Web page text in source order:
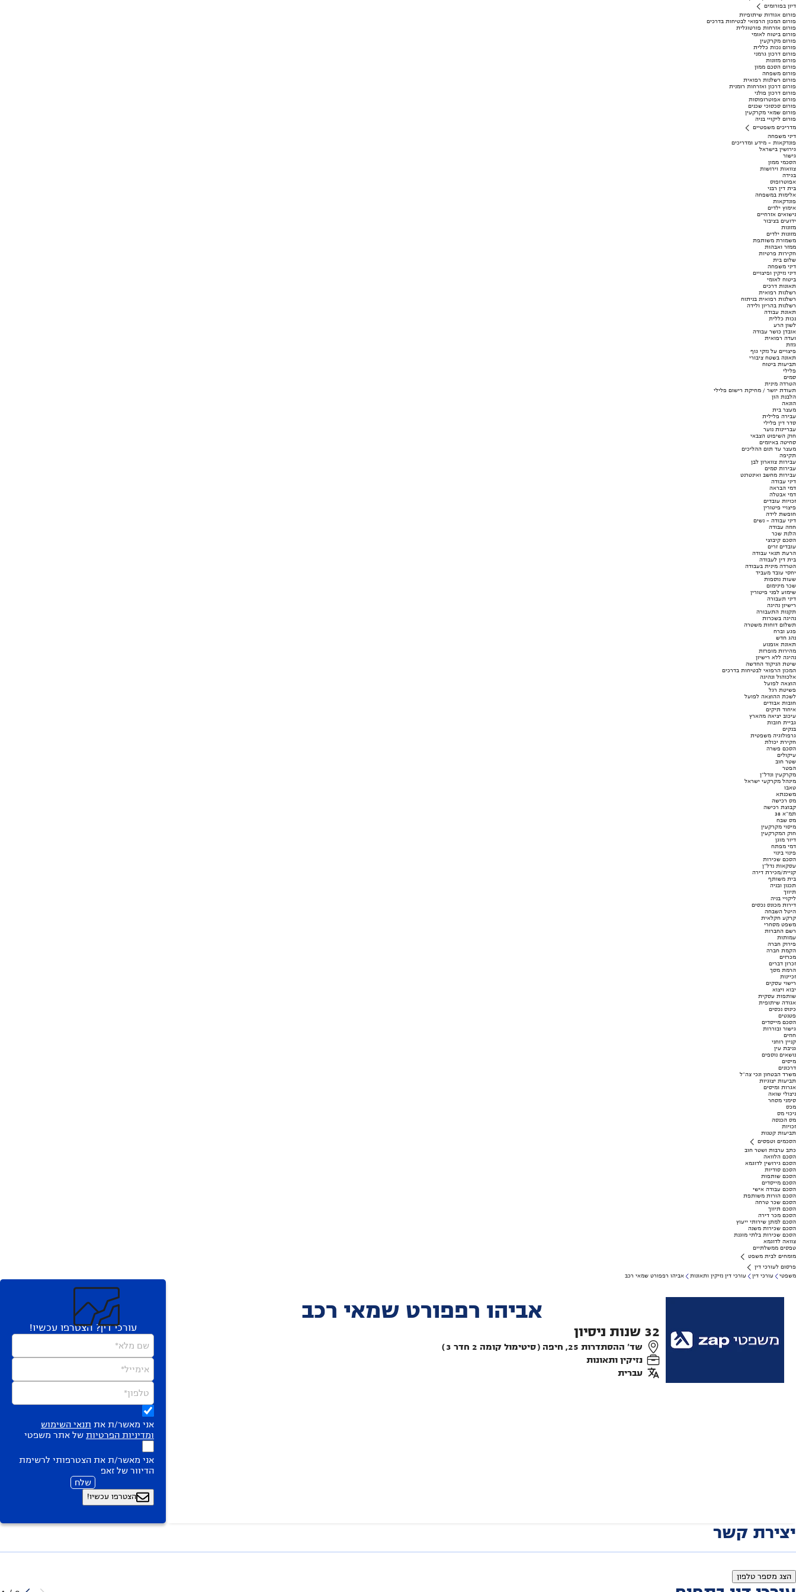
דיון בפורומים
פורום אגודות שיתופיות
פורום המכון הרפואי לבטיחות בדרכים
פורום אזרחות פורטוגלית
פורום ביטוח לאומי
פורום מקרקעין
פורום נכות כללית
פורום דרכון גרמני
פורום מזונות
פורום הסכם ממון
פורום משפחה
פורום רשלנות רפואית
פורום דרכון ואזרחות רומנית
פורום דרכון פולני
פורום אפוטרופוסות
פורום סכסוכי שכנים
פורום שמאי מקרקעין
פורום ליקויי בניה
מדריכים משפטיים
דיני משפחה
פונדקאות - מידע ומדריכים
גירושין בישראל
גישור
הסכמי ממון
צוואות וירושות
בגידה
אפוטרופוס
בית דין רבני
אלימות במשפחה
פונדקאות
אימוץ ילדים
נישואים אזרחיים
ידועים בציבור
מזונות
מזונות ילדים
משמורת משותפת
ממזר ואבהות
חקירות פרטיות
שלום בית
דיני משפחה
דיני נזיקין ופיצויים
ביטוח לאומי
תאונות דרכים
רשלנות רפואית
רשלנות רפואית בניתוח
רשלנות בהריון ולידה
תאונת עבודה
נכות כללית
לשון הרע
אובדן כושר עבודה
ועדה רפואית
גזזת
פיצויים על נזקי גוף
תאונה בשטח ציבורי
תביעות ביטוח
פלילי
סמים
הטרדה מינית
תעודת יושר / מחיקת רישום פלילי
הלבנת הון
הונאה
מעצר בית
עבירה פלילית
סדר דין פלילי
עבריינות נוער
חוק השיפוט הצבאי
סחיטה באיומים
מעצר עד תום ההליכים
תקיפה
עבירות צווארון לבן
עבירות סמים
עבירות מחשב ואינטרנט
דיני עבודה
דמי הבראה
דמי אבטלה
זכויות עובדים
פיצויי פיטורין
חופשת לידה
דיני עבודה - נשים
חוזה עבודה
הלנת שכר
הסכם קיבוצי
עובדים זרים
הרעת תנאי עבודה
בית דין לעבודה
הטרדה מינית בעבודה
יחסי עובד מעביד
שעות נוספות
שכר מינימום
שימוע לפני פיטורין
דיני תעבורה
רישיון נהיגה
תקנות התעבורה
נהיגה בשכרות
תשלום דוחות משטרה
פגע וברח
נהג חדש
תאונת אופנוע
מהירות מופרזת
נהיגה ללא רישיון
שיטת הניקוד החדשה
המכון הרפואי לבטיחות בדרכים
אלכוהול ונהיגה
הוצאה לפועל
פשיטת רגל
לשכת ההוצאה לפועל
חובות אבודים
איחוד תיקים
עיכוב יציאה מהארץ
גביית חובות
בנקים
גרפולוגיה משפטית
חקירת יכולת
הסכם פשרה
עיקולים
שטר חוב
הפטר
מקרקעין ונדל"ן
מינהל מקרקעי ישראל
טאבו
משכנתא
מס רכישה
קבוצת רכישה
תמ"א 38
מס שבח
מיסוי מקרקעין
חוק המקרקעין
דיור מוגן
דמי מפתח
פינוי בינוי
הסכם שכירות
עסקאות נדל"ן
קניית/מכירת דירה
בית משותף
תכנון ובניה
תיווך
ליקויי בניה
דירות מכונס נכסים
היטל השבחה
קרקע חקלאית
משפט מסחרי
רשם החברות
עמותות
פירוק חברה
הקמת חברה
מכרזים
זכרון דברים
הרמת מסך
זכיינות
רישוי עסקים
יבוא ויצוא
שותפות עסקית
אגודה שיתופית
כינוס נכסים
פטנטים
הסכם מייסדים
גישור ובוררות
חוזים
קניין רוחני
גניבת עין
נושאים נוספים
מיסים
דרכונים
משרד הבטחון ונכי צה"ל
תביעות יצוגיות
אגרות ומיסים
ניצולי שואה
סימני מסחר
מכס
ניכוי מס
מס הכנסה
זכויות
תביעות קטנות
הסכמים וטפסים
כתב ערבות ושטר חוב
הסכם הלוואה
הסכם גירושין לדוגמא
הסכם סודיות
הסכם שותפות
הסכם מייסדים
הסכם עבודה אישי
הסכם הורות משותפת
הסכם שכר טרחה
הסכם תיווך
הסכם מכר דירה
הסכם למתן שירותי ייעוץ
הסכם שכירות משנה
הסכם שכירות בלתי מוגנת
צוואה לדוגמא
טפסים ממשלתיים
מומחים לבית משפט
פרסום לעורכי דין
משפטי
עורכי דין עורכי דין נזיקין ותאונות אביהו רפפורט שמאי רכב
אביהו רפפורט שמאי רכב
32 שנות ניסיון
שד' ההסתדרות 25, חיפה ( סיטימול קומה 2 חדר 3 )
נזיקין ותאונות
עברית
עורכי דין? הצטרפו עכשיו!
שם מלא*
אימייל*
טלפון*
אני מאשר/ת את תנאי השימוש
ומדיניות הפרטיות של אתר משפטי
אני מאשר/ת את הצטרפותי לרשימת
הדיוור של זאפ
שלח
הצטרפו עכשיו!
יצירת קשר
הצג מספר טלפון